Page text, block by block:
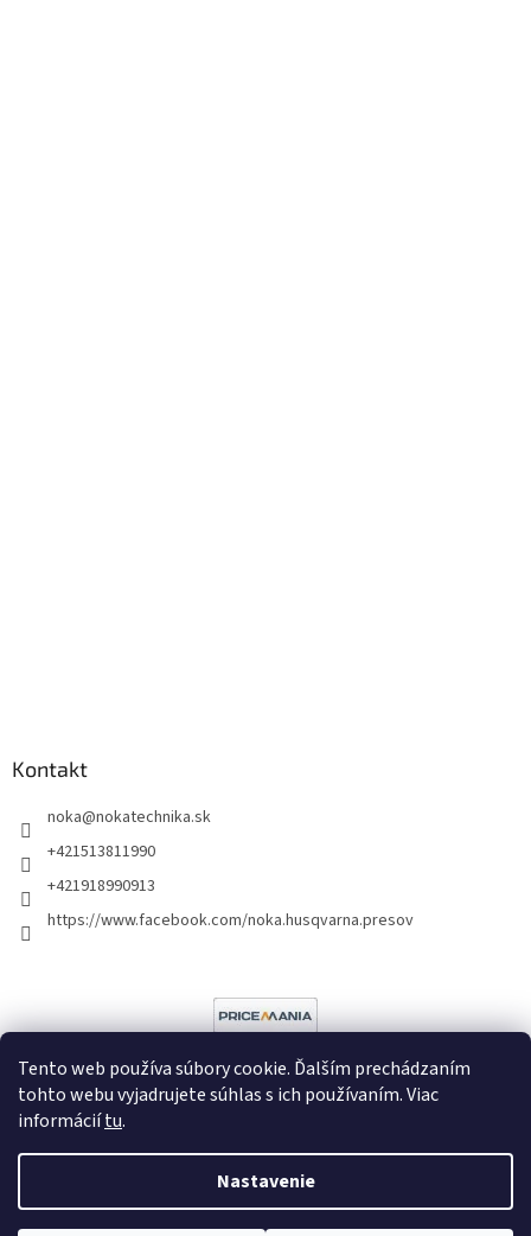
Tento web používa súbory cookie. Ďalším prechádzaním
tohto webu vyjadrujete súhlas s ich používaním. Viac
informáciítu.
Nastavenie
Kontakt
noka@nokatechnika.sk
+421513811990
+421918990913
https://www.facebook.com/noka.husqvarna.presov